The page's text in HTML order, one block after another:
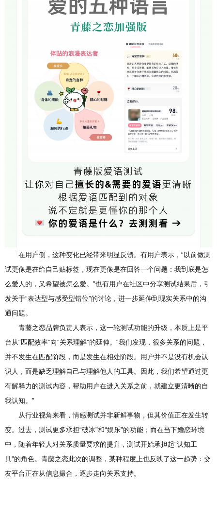
在用户侧，这种变化已经带来明显反馈。有用户表示，“以前做测
试更像是在给自己贴标签，现在更像是在回答一个问题：我到底是怎
么爱人的，又希望被怎么爱。”也有用户在社区中分享测试结果后，引
发关于“表达型与感受型错位”的讨论，进一步延伸到现实关系中的沟
通问题。
青藤之恋品牌负责人表示，这一轮测试功能的升级，本质上是平
台从“匹配效率”向“关系理解”的延伸。“我们发现，很多关系的问题，
并不发生在匹配阶段，而是发生在相处阶段。用户并不是没有机会认
识人，而是缺乏理解自己与理解他人的工具。因此，我们希望通过更
有解释力的测试内容，帮助用户在进入关系之前，就建立更清晰的自
我认知。”
从行业视角来看，情感测试并非新鲜事物，但其价值正在发生转
变。过去，测试更多承担“破冰”和“娱乐”的功能；而在当下婚恋环境
中，随着年轻人对关系质量要求的提升，测试开始承担起“认知工
具”的角色。青藤之恋此次的调整，某种程度上也反映了这一趋势：交
友平台正在从信息撮合，逐步走向关系支持。